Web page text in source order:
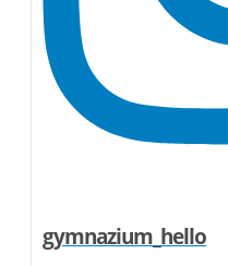
gymnazium_hello